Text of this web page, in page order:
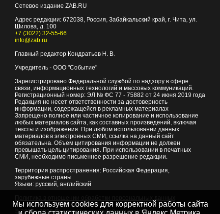
Сетевое издание ZAB.RU
Адрес редакции: 672038 , Россия, Забайкальский край, г. Чита ул.
Шилова, д. 100
+7 (3022) 32-55-66
info@zab.ru
Главный редактор Кондратьев Н. В.
Учредитель - ООО "Событие"
Зарегистрировано Федеральной службой по надзору в сфере
связи, информационных технологий и массовых коммуникаций.
Регистрационный номер: ЭЛ № ФС 77 - 75882 от 24 июня 2019 года
Редакция не несет ответственности за достоверность
информации, содержащейся в рекламных материалах
Запрещено полное или частичное копирование и использование
любых материалов сайта, как составных произведений, включая
тексты и изображения. При любом использовании данных
материалов в электронных СМИ, ссылка на данный сайт
обязательна. Объем цитирования информации не должен
превышать цель цитирования. При использовании в печатных
СМИ, необходимо письменное разрешение редакции.
Территория распространения: Российская Федерация,
зарубежные страны
Языки: русский, английский
© 2007 - 2026Портал Читы и Забайкальского края
Мы используем cookies для корректной работы сайта